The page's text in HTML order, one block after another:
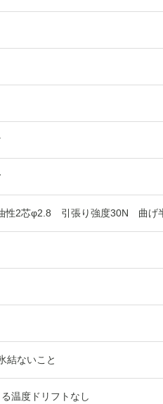
性2芯φ2.8 引張り強度30N 曲げ
ないこと
温度ドリフトなし